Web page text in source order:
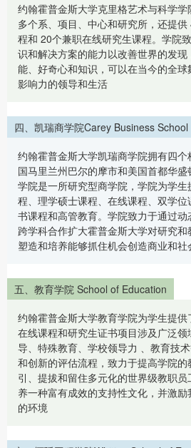
约翰霍普金斯大学克里格艺术与科学
多个系、项目、中心和研究所，还提
程和 20个兼职在线研究生课程。学院
识和解决方案的能力以改善世界的发
能、好奇心和知识，可以在当今的全
影响力的领导和生活
四、凯瑞商学院Carey Business School
约翰霍普金斯大学凯瑞商学院拥有四
国马里兰州巴尔的摩市和美国首都华
学院是一所研究型商学院，学院为学
程、理学硕士课程、在线课程、双学
书课程和高管教育。学院致力于通过
跨学科合作扩大霍普金斯大学对研究
塑造和培养能够抓住机会创造商业和
五、教育学院 School of Education
约翰霍普金斯大学教育学院为学生提供
在线课程和研究生证书项目涉及广泛
导、特殊教育、学校领导力 、教育技
和创新的评估流程，致力于提高学院
引、提拔和留住多元化的世界级教职
养一种富有成效的支持性文化，并激
的环境